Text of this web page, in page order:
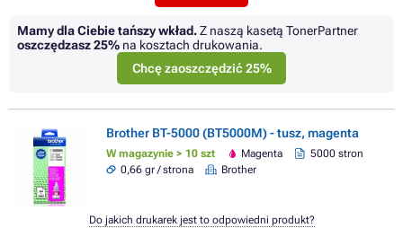
Mamy dla Ciebie tańszy wkład.Z naszą kasetą TonerPartner
oszczędzasz25% na kosztach drukowania.
Chcę zaoszczędzić 25%
Brother BT-5000 (BT5000M) - tusz, magenta
W magazynie > 10 szt Magenta
5000 stron
0,66 gr / strona
Brother
Do jakich drukarek jest to odpowiedni produkt?